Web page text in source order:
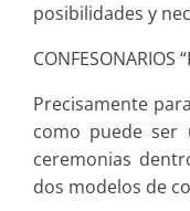
posibilidades y
CONFESONARIOS
Precisamente
como puede ser
ceremonias
dos modelos de